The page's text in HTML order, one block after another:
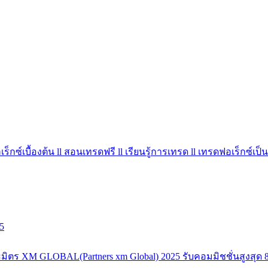
เร็กซ์เบื้องต้น ll สอนเทรดฟรี ll เรียนรู้การเทรด ll เทรดฟอเร็กซ์เป็
XM GLOBAL(Partners xm Global) 2025 รับคอมมิชชั่นสูงสุด